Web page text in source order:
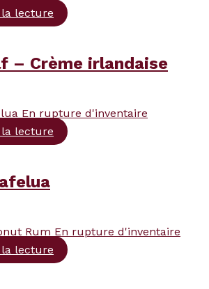
lecture
– Crème irlandaise
En rupture d'inventaire
lecture
En rupture d'inventaire
lecture